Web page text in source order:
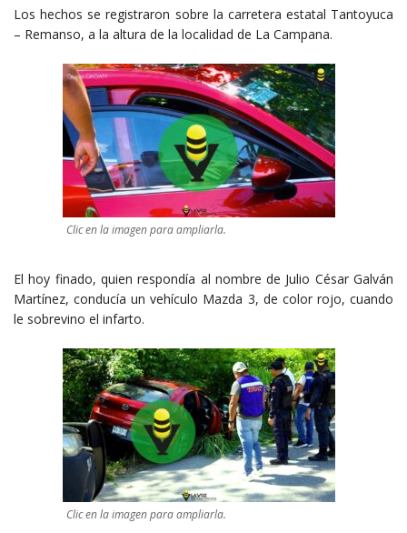
Los hechos se registraron sobre la carretera estatal Tantoyuca
– Remanso, a la altura de la localidad de La Campana.
Clic en la imagen para ampliarla.
El hoy finado, quien respondía al nombre de Julio César Galván
Martínez, conducía un vehículo Mazda 3, de color rojo, cuando
le sobrevino el infarto.
Clic en la imagen para ampliarla.